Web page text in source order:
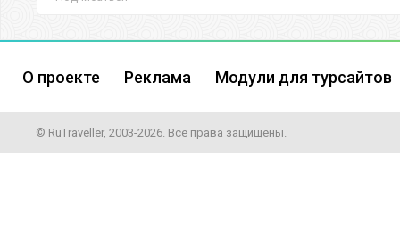
О проекте Реклама Модули для турсайтов
© RuTraveller, 2003-2026. Все права защищены.